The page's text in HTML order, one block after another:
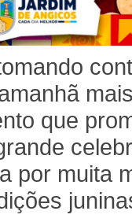
que
por muita